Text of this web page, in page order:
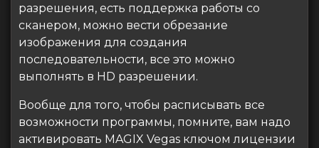
разрешения, есть поддержка работы со
сканером, можно вести обрезание
изображения для создания
последовательности, все это можно
выполнять в HD разрешении.
Вообще для того, чтобы расписывать все
возможности программы, помните, вам надо
активировать MAGIX Vegas ключом лицензии